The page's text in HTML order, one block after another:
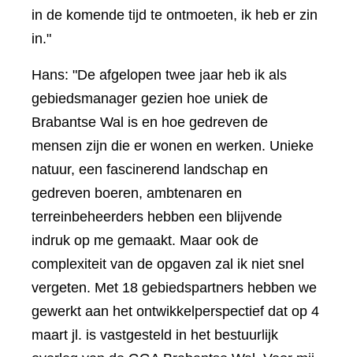
in de komende tijd te ontmoeten, ik heb er zin
in."
Hans: "De afgelopen twee jaar heb ik als
gebiedsmanager gezien hoe uniek de
Brabantse Wal is en hoe gedreven de
mensen zijn die er wonen en werken. Unieke
natuur, een fascinerend landschap en
gedreven boeren, ambtenaren en
terreinbeheerders hebben een blijvende
indruk op me gemaakt. Maar ook de
complexiteit van de opgaven zal ik niet snel
vergeten. Met 18 gebiedspartners hebben we
gewerkt aan het ontwikkelperspectief dat op 4
maart jl. is vastgesteld in het bestuurlijk